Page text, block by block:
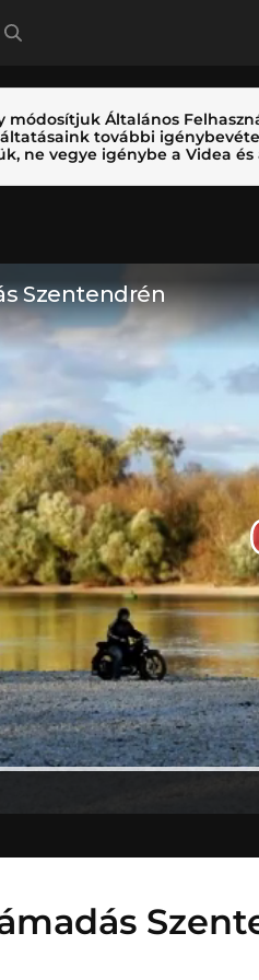
módosítjuk Általános
további
ne vegye igénybe a Videa